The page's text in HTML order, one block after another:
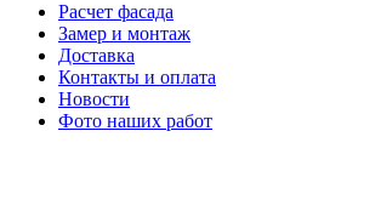
Расчет фасада
Замер и монтаж
Доставка
Контакты и оплата
Новости
Фото наших работ